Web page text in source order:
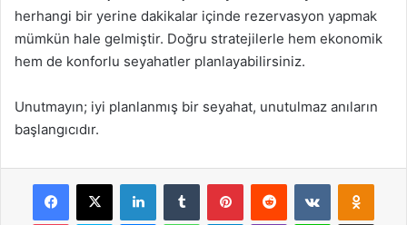
herhangi bir yerine dakikalar içinde rezervasyon yapmak
mümkün hale gelmiştir. Doğru stratejilerle hem ekonomik
hem de konforlu seyahatler planlayabilirsiniz.
Unutmayın; iyi planlanmış bir seyahat, unutulmaz anıların
başlangıcıdır.
Facebook
X LinkedInTumblr PinterestReddit VKontakte